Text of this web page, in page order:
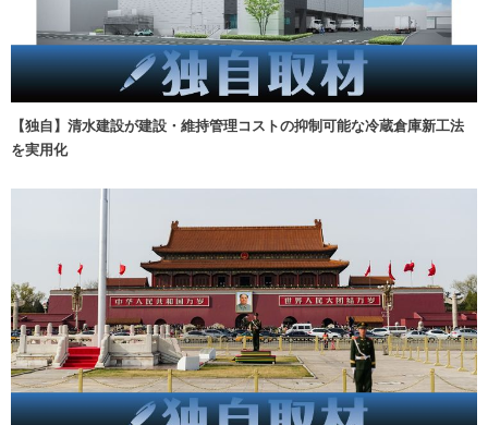
【独自】清水建設が建設・維持管理コストの抑制可能な冷蔵倉庫新工法
を実用化